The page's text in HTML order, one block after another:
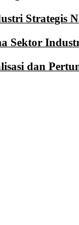
Strategis
Sektor
dan